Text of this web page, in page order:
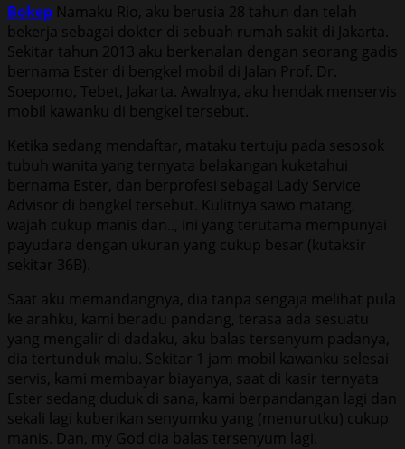
Bokep Namaku Rio, aku berusia 28 tahun dan telah
bekerja sebagai dokter di sebuah rumah sakit di Jakarta.
Sekitar tahun 2013 aku berkenalan dengan seorang gadis
bernama Ester di bengkel mobil di Jalan Prof. Dr.
Soepomo, Tebet, Jakarta. Awalnya, aku hendak menservis
mobil kawanku di bengkel tersebut.
Ketika sedang mendaftar, mataku tertuju pada sesosok
tubuh wanita yang ternyata belakangan kuketahui
bernama Ester, dan berprofesi sebagai Lady Service
Advisor di bengkel tersebut. Kulitnya sawo matang,
wajah cukup manis dan.., ini yang terutama mempunyai
payudara dengan ukuran yang cukup besar (kutaksir
sekitar 36B).
Saat aku memandangnya, dia tanpa sengaja melihat pula
ke arahku, kami beradu pandang, terasa ada sesuatu
yang mengalir di dadaku, aku balas tersenyum padanya,
dia tertunduk malu. Sekitar 1 jam mobil kawanku selesai
servis, kami membayar biayanya, saat di kasir ternyata
Ester sedang duduk di sana, kami berpandangan lagi dan
sekali lagi kuberikan senyumku yang (menurutku) cukup
manis. Dan, my God dia balas tersenyum lagi.